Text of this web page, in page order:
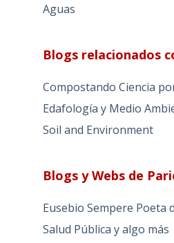
Aguas
Blogs relacionados
Compostando Ciencia
Edafología y Medio
Soil and Environment
Blogs y Webs de
Eusebio Sempere Poeta
Salud Pública y algo más